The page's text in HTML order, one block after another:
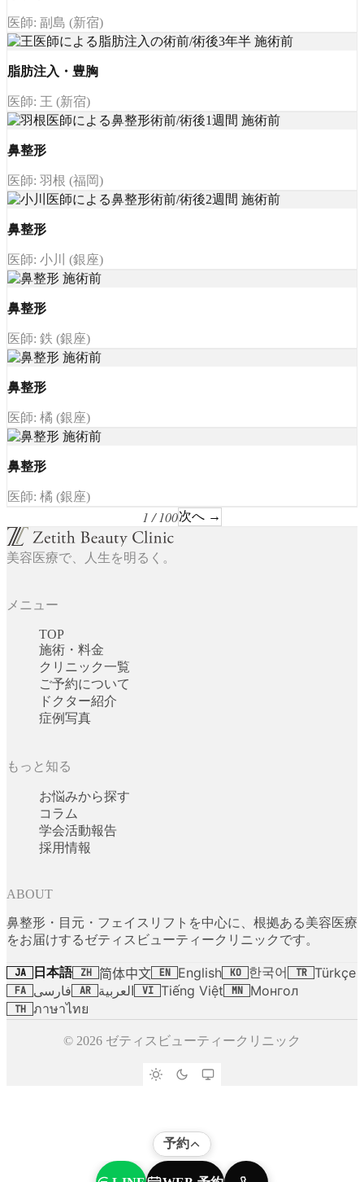
医師: 副島 (新宿)
脂肪注入・豊胸
医師: 王 (新宿)
鼻整形
医師: 羽根 (福岡)
鼻整形
医師: 小川 (銀座)
鼻整形
医師: 鉄 (銀座)
鼻整形
医師: 橘 (銀座)
鼻整形
医師: 橘 (銀座)
1 / 100次へ →
美容医療で、人生を明るく。
メニュー
TOP
施術・料金
クリニック一覧
ご予約について
ドクター紹介
症例写真
もっと知る
お悩みから探す
コラム
学会活動報告
採用情報
ABOUT
鼻整形・目元・フェイスリフトを中心に、根拠ある美容医療
をお届けするゼティスビューティークリニックです。
JA 日本語 ZH 简体中文 EN English KO 한국어 TR Türkçe
FA فارسی AR العربية VI Tiếng Việt MN Монгол
TH ภาษาไทย
© 2026 ゼティスビューティークリニック
予約